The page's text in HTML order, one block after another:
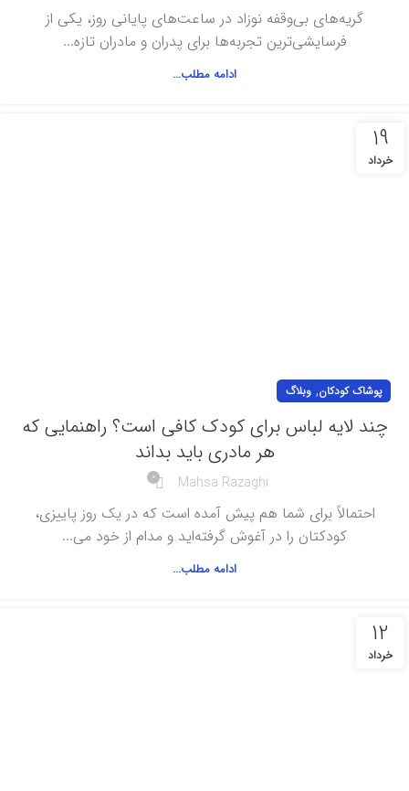
گریه‌های بی‌وقفه نوزاد در ساعت‌های پایانی روز، یکی از
فرسایشی‌ترین تجربه‌ها برای پدران و مادران تازه...
ادامه مطلب...
19
خرداد
پوشاک کودکان, وبلاگ
چند لایه لباس برای کودک کافی است؟ راهنمایی که
هر مادری باید بداند
Mahsa Razaghi
0
احتمالاً برای شما هم پیش آمده است که در یک روز پاییزی،
کودکتان را در آغوش گرفته‌اید و مدام از خود می...
ادامه مطلب...
12
خرداد